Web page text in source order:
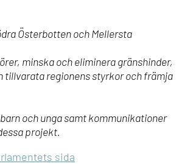
Österbotten och Mellersta
minska och eliminera gränshinder,
tillvarata regionens styrkor och främja
och unga samt kommunikationer
projekt.
sida